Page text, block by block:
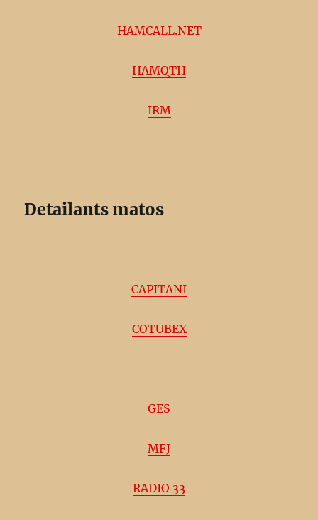
HAMCALL.NET
HAMQTH
IRM
Detailants matos
CAPITANI
COTUBEX
GES
MFJ
RADIO 33